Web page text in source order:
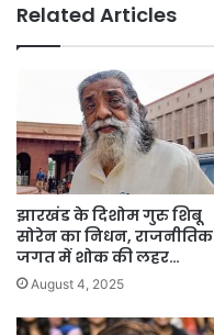
Related Articles
झारखंड के दिशोम गुरु शिबू
सोरेन का निधन, राजनीतिक
जगत में शोक की लहर…
August 4, 2025